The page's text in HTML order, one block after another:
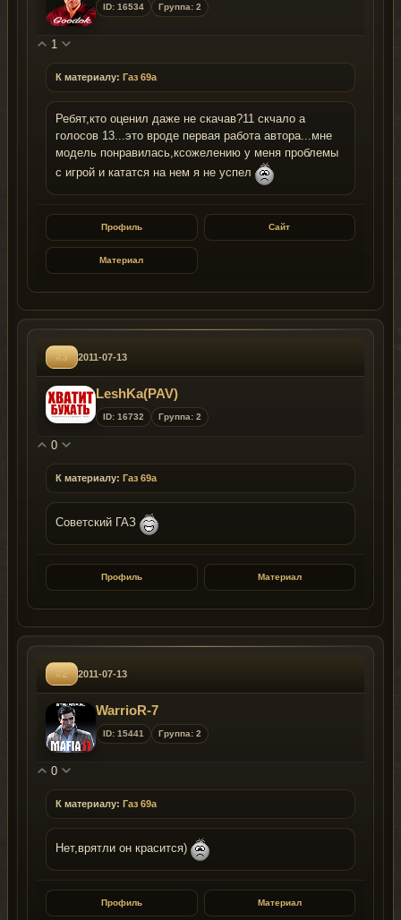
ID: 16534 Группа: 2
1
К материалу: Газ 69а
Ребят,кто оценил даже не скачав?11 скчало а
голосов 13...это вроде первая работа автора...мне
модель понравилась,ксожелению у меня проблемы
с игрой и кататся на нем я не успел
Профиль Сайт
Материал
#3 2011-07-13
LeshKa(PAV)
ID: 16732 Группа: 2
0
К материалу: Газ 69а
Советский ГАЗ
Профиль Материал
#2 2011-07-13
WarrioR-7
ID: 15441 Группа: 2
0
К материалу: Газ 69а
Нет,врятли он красится)
Профиль Материал